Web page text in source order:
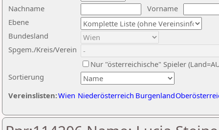
Nachname
Vorname
Ebene
Sortierung
Bundesland
Spgem./Kreis/Verein
Nur "österreichische" Spieler
Vereinslisten:Wien Niederösterreich Burgenland